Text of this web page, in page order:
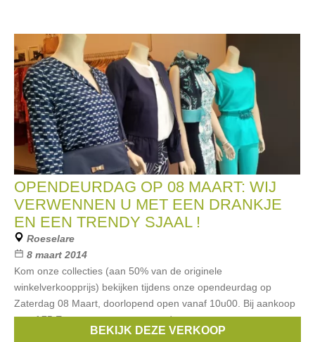
OPENDEURDAG OP 08 MAART: WIJ
VERWENNEN U MET EEN DRANKJE
EN EEN TRENDY SJAAL !
Roeselare
8 maart 2014
Kom onze collecties (aan 50% van de originele
winkelverkoopprijs) bekijken tijdens onze opendeurdag op
Zaterdag 08 Maart, doorlopend open vanaf 10u00. Bij aankoop
vanaf 75 Euro ontvangt u een trendy
Armani,Liu Jo,Scapa,Max Mara
BEKIJK DEZE VERKOOP